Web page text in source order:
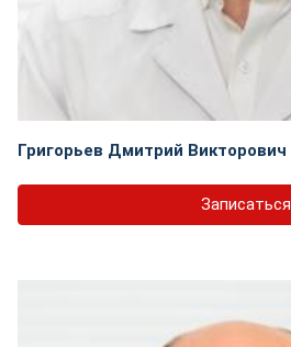
Григорьев Дмитрий Викторович
Записаться